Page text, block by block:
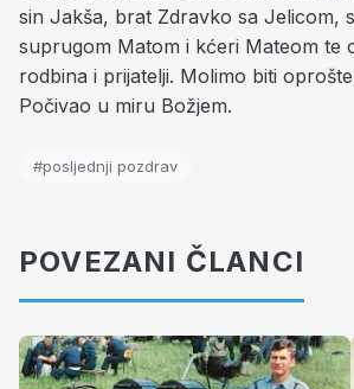
sin Jakša, brat Zdravko sa Jelicom,
suprugom Matom i kćeri Mateom te
rodbina i prijatelji. Molimo biti
Počivao u miru Božjem.
#posljednji pozdrav
POVEZANI ČLANCI